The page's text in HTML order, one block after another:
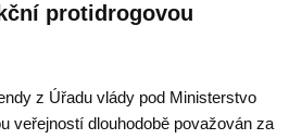
protidrogovou
z Úřadu vlády pod Ministerstvo
veřejností dlouhodobě považován za